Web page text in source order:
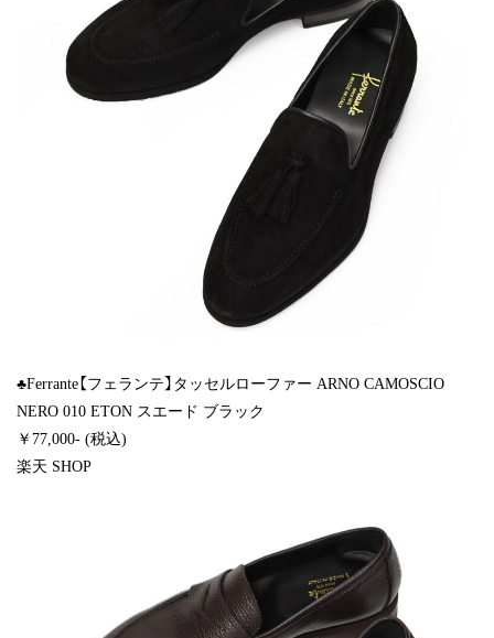
♣Ferrante【フェランテ】タッセルローファー ARNO CAMOSCIO
NERO 010 ETON スエード ブラック
￥77,000- (税込)
楽天 SHOP